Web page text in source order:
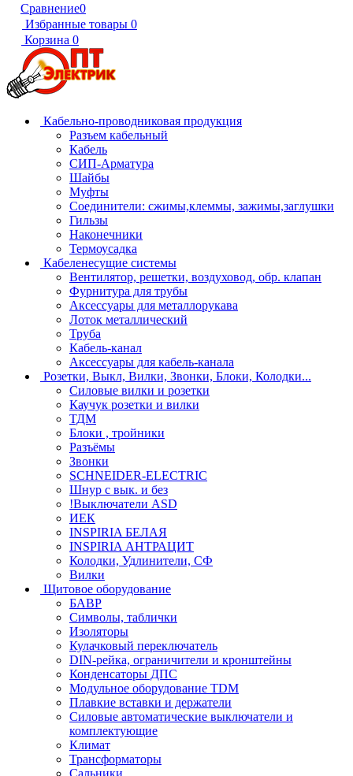
Сравнение0
Избранные товары 0
Корзина 0
Кабельно-проводниковая продукция
Разъем кабельный
Кабель
СИП-Арматура
Шайбы
Муфты
Соединители: сжимы,клеммы, зажимы,заглушки
Гильзы
Наконечники
Термоусадка
Кабеленесущие системы
Вентилятор, решетки, воздуховод, обр. клапан
Фурнитура для трубы
Аксессуары для металлорукава
Лоток металлический
Труба
Кабель-канал
Аксессуары для кабель-канала
Розетки, Выкл, Вилки, Звонки, Блоки, Колодки...
Силовые вилки и розетки
Каучук розетки и вилки
ТДМ
Блоки , тройники
Разъёмы
Звонки
SCHNEIDER-ELECTRIC
Шнур с вык. и без
!Выключатели ASD
ИЕК
INSPIRIA БЕЛАЯ
INSPIRIA АНТРАЦИТ
Колодки, Удлинители, СФ
Вилки
Щитовое оборудование
БАВР
Символы, таблички
Изоляторы
Кулачковый переключатель
DIN-рейка, ограничители и кронштейны
Конденсаторы ДПС
Модульное оборудование TDM
Плавкие вставки и держатели
Силовые автоматические выключатели и
комплектующие
Климат
Трансформаторы
Сальники